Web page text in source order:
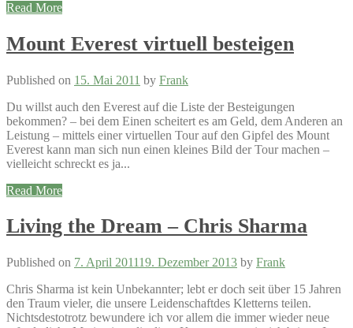
Read More
Mount Everest virtuell besteigen
Published on 15. Mai 2011 by Frank
Du willst auch den Everest auf die Liste der Besteigungen
bekommen? – bei dem Einen scheitert es am Geld, dem Anderen an
Leistung – mittels einer virtuellen Tour auf den Gipfel des Mount
Everest kann man sich nun einen kleines Bild der Tour machen –
vielleicht schreckt es ja...
Read More
Living the Dream – Chris Sharma
Published on 7. April 201119. Dezember 2013 by Frank
Chris Sharma ist kein Unbekannter; lebt er doch seit über 15 Jahren
den Traum vieler, die unsere Leidenschaftdes Kletterns teilen.
Nichtsdestotrotz bewundere ich vor allem die immer wieder neue